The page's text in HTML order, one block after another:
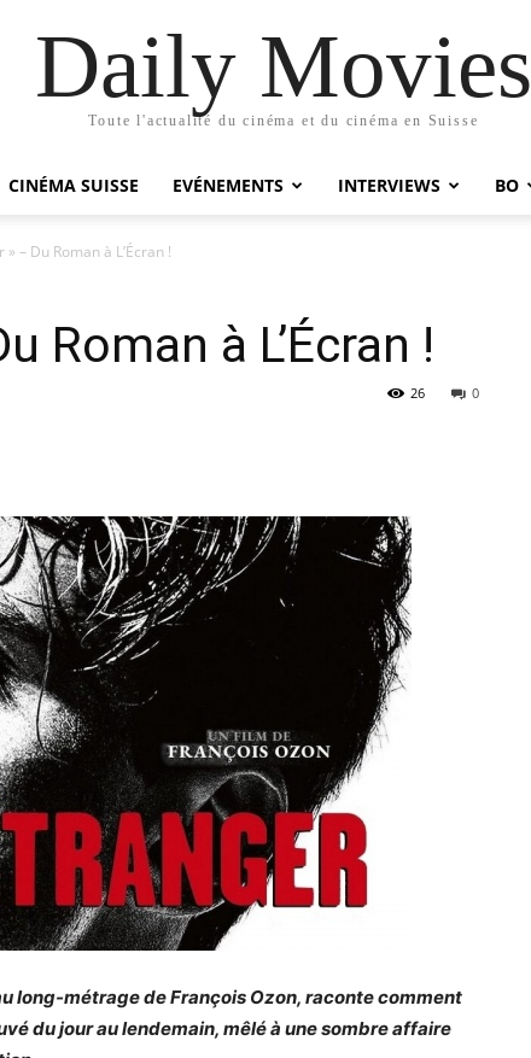
Daily Movies
Toute l'actualité du cinéma et du cinéma en Suisse
CINÉMA SUISSE EVÉNEMENTS INTERVIEWS BO
» – Du Roman à L’Écran !
Roman à L’Écran !
0
26
long-métrage de François Ozon, raconte comment
du jour au lendemain, mêlé à une sombre affaire